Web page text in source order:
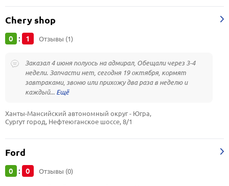
Chery shop
0 : 1 Отзывы (1)
Заказал 4 июня полуось на адмирал, Обещали через 3-4
недели. Запчасти нет, сегодня 19 октября, кормят
завтраками, звоню или прихожу два раза в неделю и
каждый...
Ханты-Мансийский автономный округ - Югра,
Сургут город, Нефтеюганское шоссе, 8/1
Ford
0 : 0 Отзывы (0)